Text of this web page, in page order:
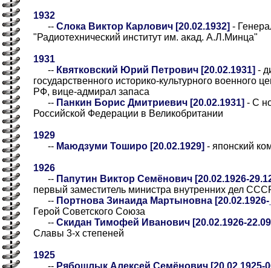
1932
-- Слока Виктор Карлович [20.02.1932] -
"Радиотехнический институт им. акад. А.Л.Минца"
1931
-- Квятковский Юрий Петрович [20.02.1931] -
государственного историко-культурного военного
РФ, вице-адмирал запаса
-- Панкин Борис Дмитриевич [20.02.1931] - С
Российской Федерации в Великобритании
1929
-- Маюдзуми Тоширо [20.02.1929] - японский
1926
-- Папутин Виктор Семёнович [20.02.1926-
первый заместитель министра внутренних дел
-- Портнова Зинаида Мартыновна [20.02.1926-
Герой Советского Союза
-- Скидан Тимофей Иванович [20.02.1926-
Славы 3-х степеней
1925